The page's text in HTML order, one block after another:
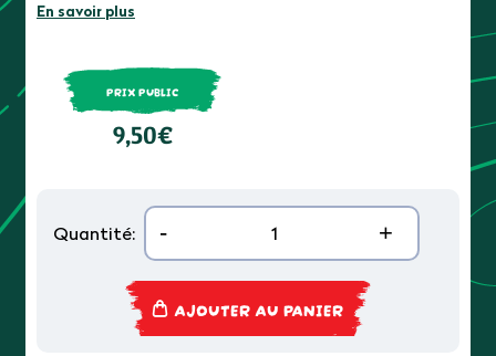
En savoir plus
PRIX PUBLIC
9,50€
Quantité: - +
AJOUTER AU PANIER